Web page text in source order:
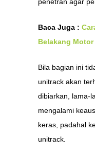
Baca Juga :
Belakang Motor
Bila bagian ini
unitrack akan
dibiarkan, lama-
mengalami
keras, padahal
unitrack.